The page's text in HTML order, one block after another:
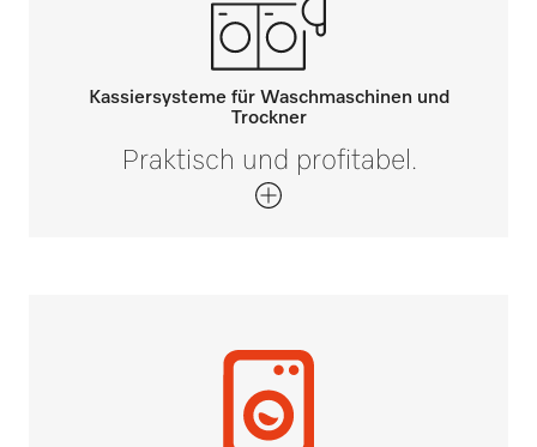
Kassiersysteme für Waschmaschinen und
Trockner
Praktisch und profitabel.